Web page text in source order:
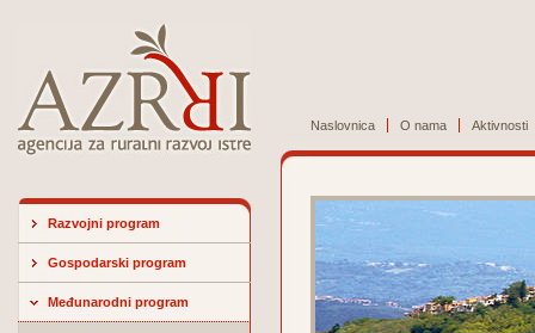
Naslovnica O nama Aktivnosti
Razvojni program
Gospodarski program
Međunarodni program